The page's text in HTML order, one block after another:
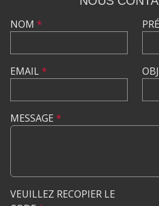
NOM *
EMAIL*
MESSAGE *
VEUILLEZ RECOPIER LE